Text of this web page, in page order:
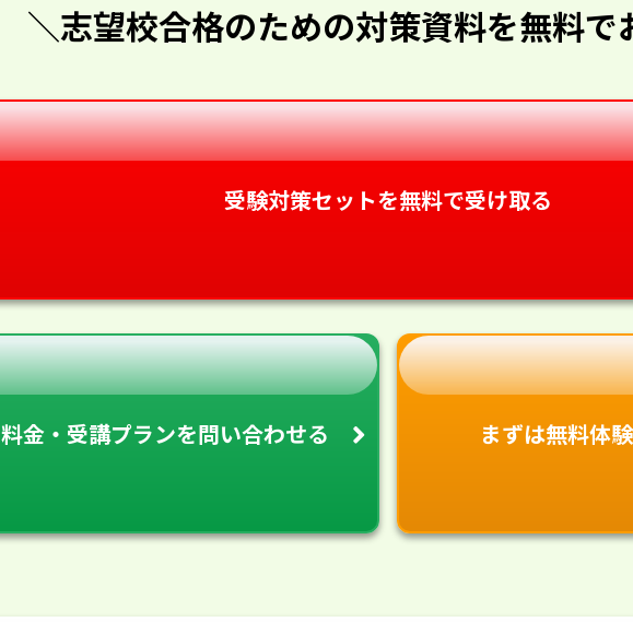
＼志望校合格のための対策資料を無料で
受験対策セットを無料で受け取る
料金・受講プランを問い合わせる まずは無料体験